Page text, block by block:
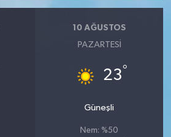
10 AĞUSTOS
PAZARTESI
23°
Güneşli
Nem: %50